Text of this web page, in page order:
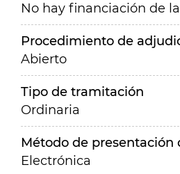
No hay financiación de
Procedimiento de
Abierto
Tipo de tramitación
Ordinaria
Método de presentación
Electrónica